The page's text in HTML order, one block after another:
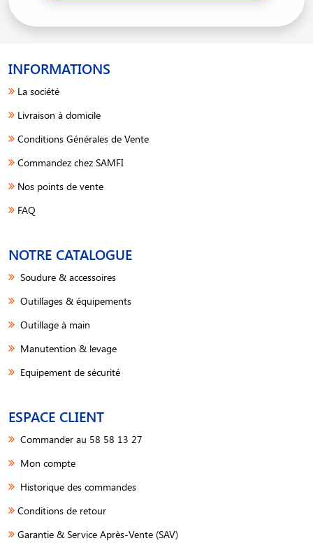
INFORMATIONS
La société
Livraison à domicile
Conditions Générales de Vente
Commandez chez SAMFI
Nos points de vente
FAQ
NOTRE CATALOGUE
Soudure & accessoires
Outillages & équipements
Outillage à main
Manutention & levage
Equipement de sécurité
ESPACE CLIENT
Commander au 58 58 13 27
Mon compte
Historique des commandes
Conditions de retour
Garantie & Service Après-Vente (SAV)